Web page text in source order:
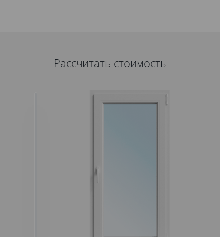
Рассчитать стоимость